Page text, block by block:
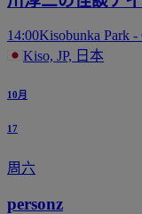
14:00Kisobunka Park
Kiso, JP, 日本
10月
17
周六
personz